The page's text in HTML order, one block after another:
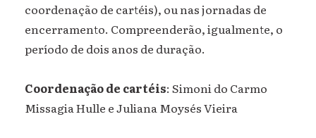
coordenação de cartéis), ou nas jornadas de
encerramento. Compreenderão, igualmente, o
período de dois anos de duração.
Coordenação de cartéis: Simoni do Carmo
Missagia Hulle e Juliana Moysés Vieira